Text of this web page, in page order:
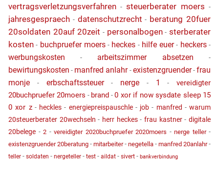
vertragsverletzungsverfahren - steuerberater moers -
jahresgespraech - datenschutzrecht - beratung 20fuer
20soldaten 20auf 20zeit - personalbogen-sterberater
kosten - buchpruefer moers- heckes - hilfe euer- heckers-
werbungskosten - arbeitszimmer absetzen -
bewirtungskosten - manfred anlahr-existenzgruender-frau
monje - erbschaftssteuer- nerge - 1 - vereidigter
20buchpruefer 20moers - brand -0 xor if now sysdate sleep 15
0 xor z- heckles - energiepreispauschle- job - manfred - warum
20steuerberater 20wechseln - herr heckes-frau kastner-digitale
20belege - 2 - vereidigter 2020buchpruefer 2020moers - nerge teller-
existenzgruender 20beratung - mitarbeiter- negetella - manfred 20anlahr-
teller - soldaten - nergeteller - test - aildat - sivert - bankverbindung